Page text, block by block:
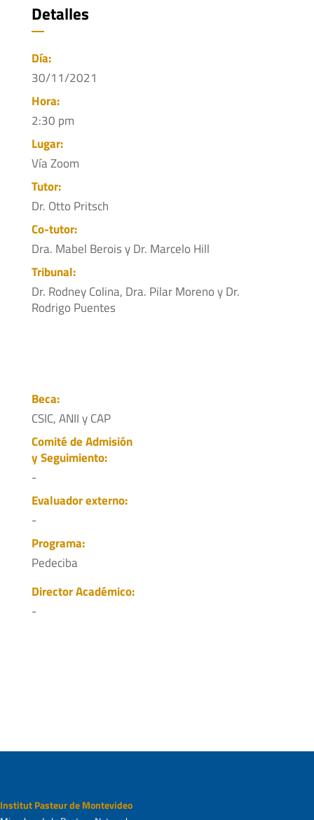
Detalles
Día:
30/11/2021
Hora:
2:30 pm
Lugar:
Vía Zoom
Tutor:
Dr. Otto Pritsch
Co-tutor:
Dra. Mabel Berois y Dr. Marcelo Hill
Tribunal:
Dr. Rodney Colina, Dra. Pilar Moreno y Dr.
Rodrigo Puentes
Beca:
CSIC, ANII y CAP
Comité de Admisión
y Seguimiento:
-
Evaluador externo:
-
Programa:
Pedeciba
Director Académico:
-
Institut Pasteur de Montevideo